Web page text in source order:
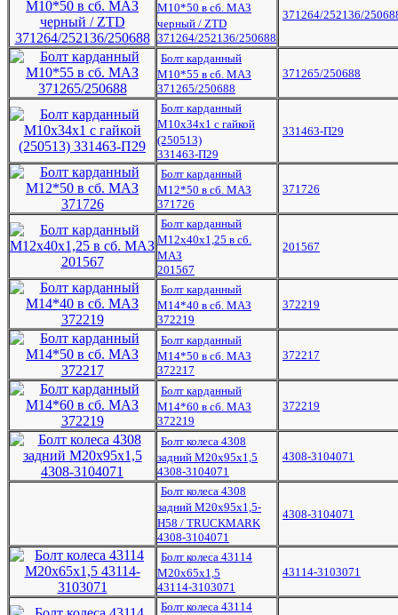
М10*50 в сб. МАЗ
черный / ZTD
371264/252136/250688
371264/252136/
Болт карданный
М10*55 в сб. МАЗ
371265/250688
371265/250688
Болт карданный
М10х34х1 с гайкой
(250513)
331463-П29
331463-П29
Болт карданный
М12*50 в сб. МАЗ
371726
371726
Болт карданный
М12х40х1,25 в сб.
МАЗ
201567
201567
Болт карданный
М14*40 в сб. МАЗ
372219
372219
Болт карданный
М14*50 в сб. МАЗ
372217
372217
Болт карданный
М14*60 в сб. МАЗ
372219
372219
Болт колеса 4308
задний М20х95х1,5
4308-3104071
4308-3104071
Болт колеса 4308
задний М20х95х1,5-
H58 / TRUCKMARK
4308-3104071
4308-3104071
Болт колеса 43114
М20х65х1,5
43114-3103071
43114-3103071
Болт колеса 43114